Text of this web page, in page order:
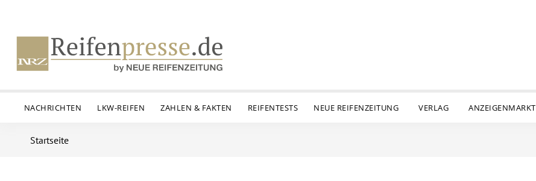
NACHRICHTEN LKW-REIFEN ZAHLEN & FAKTEN REIFENTESTS NEUE REIFENZEITUNG VERLAG ANZEIGENMARKT
Startseite